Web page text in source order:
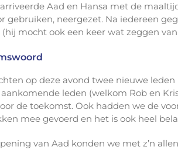
Aad en Hansa met de
gebruiken, neergezet. Na iedereen
mocht ook een keer wat zeggen
op deze avond twee nieuwe
leden (welkom Rob en
de toekomst. Ook hadden we de
mee gevoerd en het is ook heel
van Aad konden we met z’n